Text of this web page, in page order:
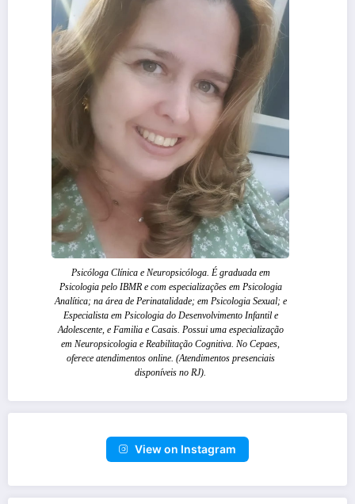
Psicóloga Clínica e Neuropsicóloga. É graduada em
Psicologia pelo IBMR e com especializações em Psicologia
Analítica; na área de Perinatalidade; em Psicologia Sexual; e
Especialista em Psicologia do Desenvolvimento Infantil e
Adolescente, e Familia e Casais. Possui uma especialização
em Neuropsicologia e Reabilitação Cognitiva. No Cepaes,
oferece atendimentos online. (Atendimentos presenciais
disponíveis no RJ).
View on Instagram